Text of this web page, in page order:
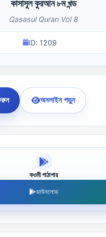
কাসাসুল কুরআন ৮ম খন্ড
Qasasul Quran Vol 8
ID: 1209
অনলাইন পড়ুন
কওমী পাঠাগার
ডাউনলোড